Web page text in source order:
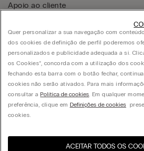
Selecione o
Apoio ao cliente
Área legal
Empresa
© CALZEDONIA PORTUGAL LDA, Av. Infante D. Henrique,
Quer personalizar a sua navegação com
dos cookies de definição de perfil poderemos
personalizados e publicidade adequada a si.
os Cookies”, concorda com a utilização dos
fechando esta barra com o botão fechar,
cookies não serão ativados. Para mais
consultar aPolítica de cookies. Em qualquer
preferência, clique em Definições de cookies
cookies.
ACEITAR TODOS OS